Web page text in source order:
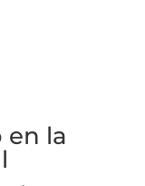
en la